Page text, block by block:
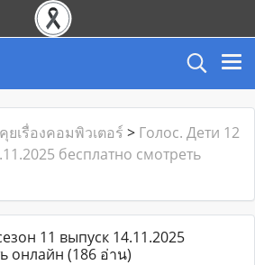
ยเรื่องคอมพิวเตอร์ > Голос. Дети 12
бесплатно смотреть
11 выпуск 14.11.2025
онлайн (186 อ่าน)